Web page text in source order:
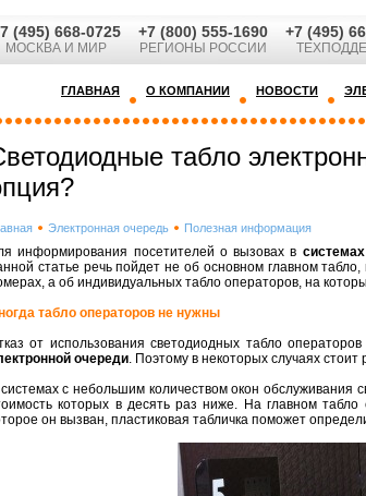
(495) 668-0725
МОСКВА И МИР
+7 (800) 555-1690
РЕГИОНЫ РОССИИ
+7 (495)
ГЛАВНАЯ О КОМПАНИИ НОВОСТИ
табло
Электронная очередь Полезная информация
информирования посетителей о вызовах в
статье речь пойдет не об основном главном
а об индивидуальных табло операторов, на
табло операторов не нужны
от использования светодиодных табло
очереди. Поэтому в некоторых случаях
с небольшим количеством окон обслуживания
которых в десять раз ниже. На главном
он вызван, пластиковая табличка поможет